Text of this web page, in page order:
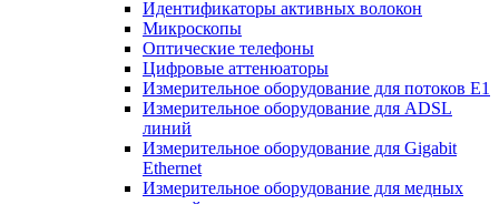
Идентификаторы активных волокон
Микроскопы
Оптические телефоны
Цифровые аттенюаторы
Измерительное оборудование для потоков Е1
Измерительное оборудование для ADSL
линий
Измерительное оборудование для Gigabit
Ethernet
Измерительное оборудование для медных